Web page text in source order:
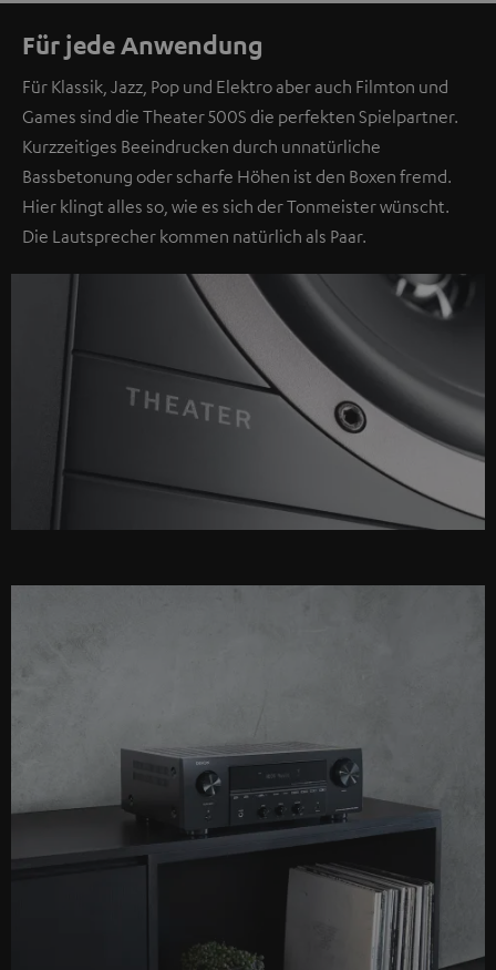
Für jede Anwendung
Für Klassik, Jazz, Pop und Elektro aber auch Filmton und
Games sind die Theater 500S die perfekten Spielpartner.
Kurzzeitiges Beeindrucken durch unnatürliche
Bassbetonung oder scharfe Höhen ist den Boxen fremd.
Hier klingt alles so, wie es sich der Tonmeister wünscht.
Die Lautsprecher kommen natürlich als Paar.